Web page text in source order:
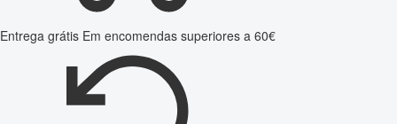
Entrega grátis Em encomendas superiores a 60€